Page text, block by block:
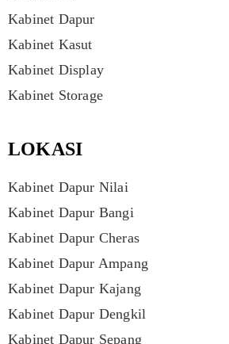
Kabinet Dapur
Kabinet Kasut
Kabinet Display
Kabinet Storage
LOKASI
Kabinet Dapur Nilai
Kabinet Dapur Bangi
Kabinet Dapur Cheras
Kabinet Dapur Ampang
Kabinet Dapur Kajang
Kabinet Dapur Dengkil
Kabinet Dapur Sepang